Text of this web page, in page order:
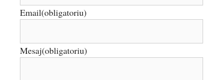
Email(obligatoriu)
Mesaj(obligatoriu)